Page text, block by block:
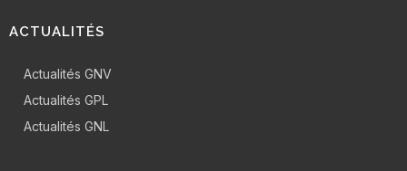
ACTUALITÉS
Actualités GNV
Actualités GPL
Actualités GNL